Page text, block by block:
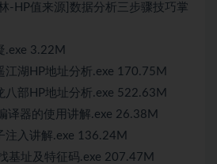
-HP值来源]数据分析三步骤技巧掌
.exe 3.22M
湖HP地址分析.exe 170.75M
部HP地址分析.exe 522.63M
译器的使用讲解.exe 26.38M
入讲解.exe 136.24M
基址及特征码.exe 207.47M